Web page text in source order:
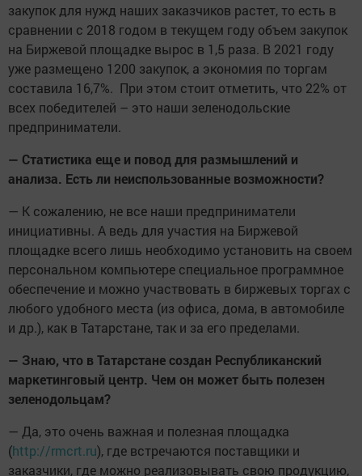
закупок для нужд наших заказчиков растет, то есть в
сравнении с 2018 годом в текущем году объем закупок
на Биржевой площадке вырос в 1,5 раза. В 2021 году
уже размещено 1200 закупок, а экономия по торгам
составила 16,7%. При этом стоит отметить, что 22% от
всех победителей – это наши зеленодольские
предприниматели.
— Статистика еще и повод для размышлений и
анализа. Есть ли неиспользованные возможности?
— К сожалению, не все наши предприниматели
инициативны. А ведь для участия на Биржевой
площадке всего лишь необходимо установить на своем
персональном компьютере специальное программное
обеспечение и можно участвовать в биржевых торгах с
любого удобного места (из офиса, дома, в автомобиле
и др.), как в Татарстане, так и за его пределами.
— Знаю, что в Татарстане создан Республиканский
маркетинговый центр. Чем он может быть полезен
зеленодольцам?
— Да, это очень важная и полезная площадка
(http://rmcrt.ru), где встречаются поставщики и
заказчики, где можно реализовывать свою продукцию,